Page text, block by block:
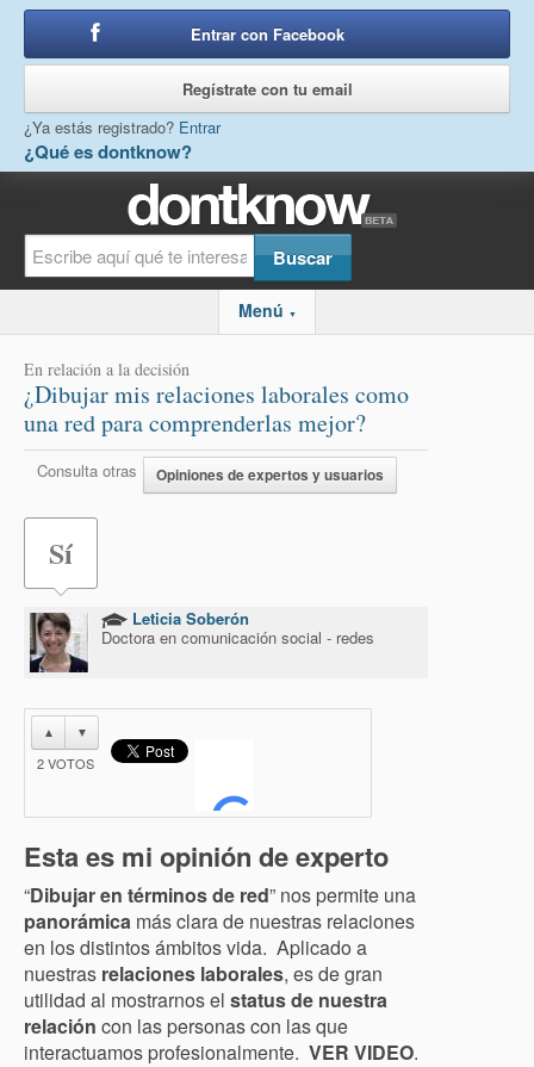
¿Qué es dontknow?
Entrar con Facebook
Regístrate con tu email
¿Ya estás registrado? Entrar
Menú ▼
En relación a la decisión
¿Dibujar mis relaciones laborales como
una red para comprenderlas mejor?
Consulta otras Opiniones de expertos y usuarios
Sí
Leticia Soberón
Doctora en comunicación social - redes
▲ ▼
2VOTOS
Esta es mi opinión de experto
“Dibujar en términos de red” nos permite una
panorámica más clara de nuestras relaciones
en los distintos ámbitos vida. Aplicado a
nuestras relaciones laborales, es de gran
utilidad al mostrarnos el status de nuestra
relación con las personas con las que
interactuamos profesionalmente. VER VIDEO.